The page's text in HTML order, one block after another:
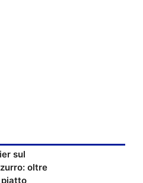
sul
oltre
piatto